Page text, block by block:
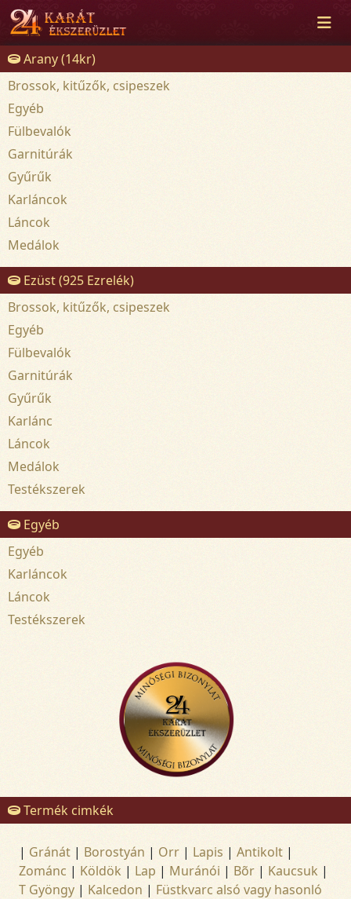
Arany (14kr)
Brossok, kitűzők, csipeszek
Egyéb
Fülbevalók
Garnitúrák
Gyűrűk
Karláncok
Láncok
Medálok
Ezüst (925 Ezrelék)
Brossok, kitűzők, csipeszek
Egyéb
Fülbevalók
Garnitúrák
Gyűrűk
Karlánc
Láncok
Medálok
Testékszerek
Egyéb
Egyéb
Karláncok
Láncok
Testékszerek
Termék cimkék
| Gránát | Borostyán | Orr | Lapis | Antikolt |
Zománc | Köldök | Lap | Muránói | Bõr | Kaucsuk |
T Gyöngy | Kalcedon | Füstkvarc alsó vagy hasonló